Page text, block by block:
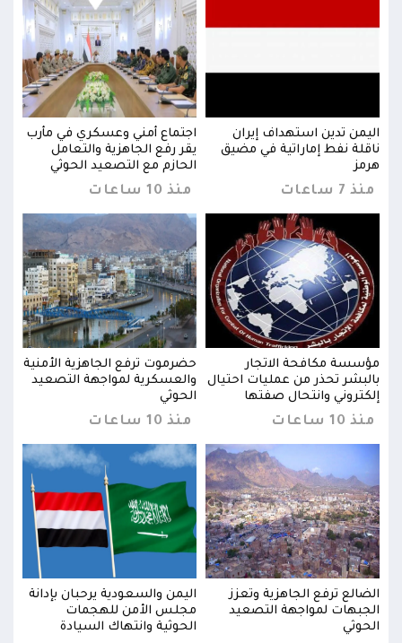
اليمن تدين استهداف إيران
ناقلة نفط إماراتية في مضيق
هرمز
منذ 7 ساعات
اجتماع أمني وعسكري في مأرب
يقر رفع الجاهزية والتعامل
الحازم مع التصعيد الحوثي
منذ 10 ساعات
مؤسسة مكافحة الاتجار
بالبشر تحذر من عمليات احتيال
إلكتروني وانتحال صفتها
منذ 10 ساعات
حضرموت ترفع الجاهزية الأمنية
والعسكرية لمواجهة التصعيد
الحوثي
منذ 10 ساعات
الضالع ترفع الجاهزية وتعزز
الجبهات لمواجهة التصعيد
الحوثي
اليمن والسعودية يرحبان بإدانة
مجلس الأمن للهجمات
الحوثية وانتهاك السيادة